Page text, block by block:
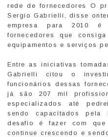
rede de fornecedores O
Sergio Gabrielli, disse
empresa para 2010 é
fornecedores que
equipamentos e serviços
Entre as iniciativas
Gabrielli citou o
funcionários dessas
já são 207 mil
especializados até
sendo capacitados pela
desafio é fazer com
continue crescendo e